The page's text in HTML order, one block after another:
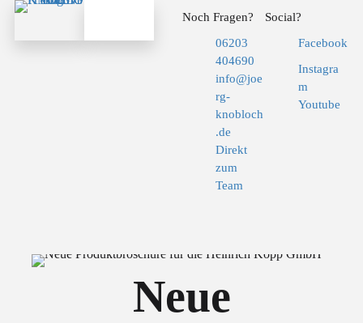
Noch Fragen?
06203
404690
info@joe
rg-
knobloch
.de
Direkt
zum
Team
Social?
Facebook
Instagra
m
Youtube
Neue